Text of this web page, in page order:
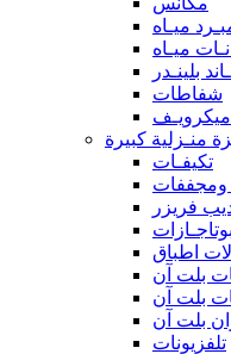
ميـاه
ميـاه
بلينـدر
شفاطات
ميكرويـف
منـزلية كبيرة
تكيفـات
ومجففات
فريزر
بوتاجـازات
اطباق
بلت آن
بلت آن
بلت آن
تلفزيونات